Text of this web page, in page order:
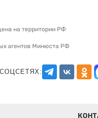
на территории РФ
агентов Минюста РФ